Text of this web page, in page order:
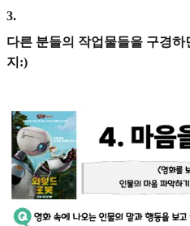
3.
다른 분들의 작업물들을 구경
지:)